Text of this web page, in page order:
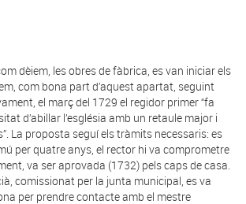
dèiem, les obres de fàbrica, es van iniciar els
com bona part d’aquest apartat, seguint
el març del 1729 el regidor primer “fa
d’abillar l’església amb un retaule major i
La proposta seguí els tràmits necessaris: es
per quatre anys, el rector hi va comprometre
va ser aprovada (1732) pels caps de casa.
comissionat per la junta municipal, es va
per prendre contacte amb el mestre